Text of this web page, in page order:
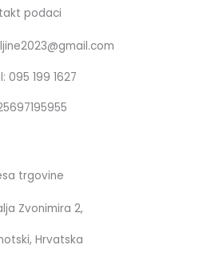
b
o
o
k
a
r
a
m
podaci
095 199 1627
trgovine
Zvonimira 2,
Hrvatska